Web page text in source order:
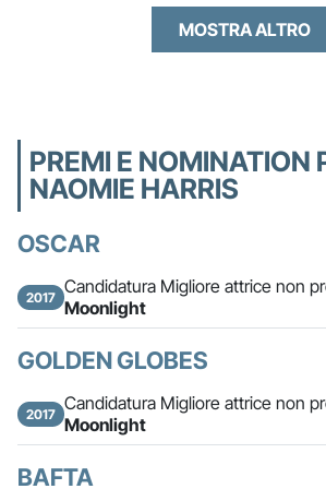
MOSTRA ALTRO
PREMI E NOMINATION
NAOMIE HARRIS
OSCAR
2017 Candidatura Migliore attrice non
Moonlight
GOLDEN GLOBES
2017 Candidatura Migliore attrice non
Moonlight
BAFTA